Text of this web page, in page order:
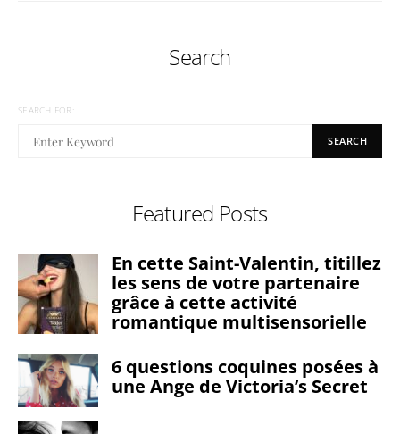
Search
SEARCH FOR:
SEARCH
Featured Posts
En cette Saint-Valentin, titillez
les sens de votre partenaire
grâce à cette activité
romantique multisensorielle
6 questions coquines posées à
une Ange de Victoria’s Secret